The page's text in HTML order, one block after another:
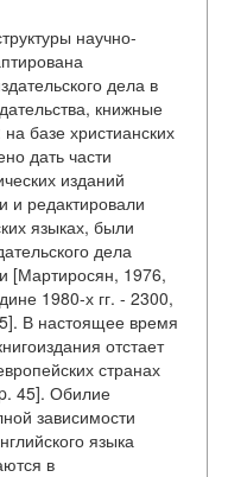
научно-
дела в
книжные
базе христианских
дать части
изданий
и редактировали
языках, были
дела
[Мартиросян, 1976,
1980-х гг. - 2300,
В настоящее время
отстает
странах
45]. Обилие
зависимости
языка
в